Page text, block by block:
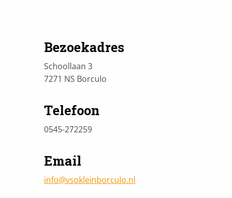
Bezoekadres
Schoollaan 3
7271 NS Borculo
Telefoon
0545-272259
Email
info@vsokleinborculo.nl